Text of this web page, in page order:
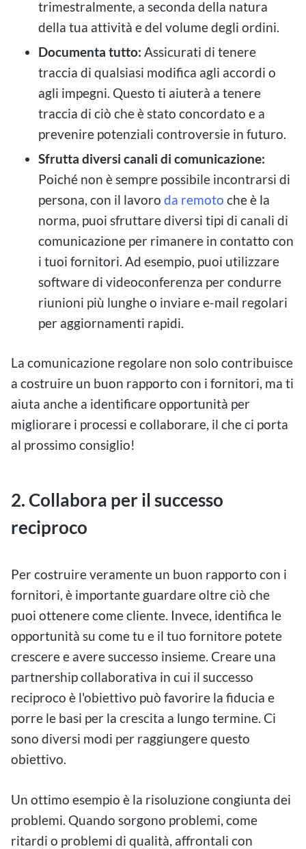
trimestralmente, a seconda della natura
della tua attività e del volume degli ordini.
Documenta tutto: Assicurati di tenere
traccia di qualsiasi modifica agli accordi o
agli impegni. Questo ti aiuterà a tenere
traccia di ciò che è stato concordato e a
prevenire potenziali controversie in futuro.
Sfrutta diversi canali di comunicazione:
Poiché non è sempre possibile incontrarsi di
persona, con il lavoro da remoto che è la
norma, puoi sfruttare diversi tipi di canali di
comunicazione per rimanere in contatto con
i tuoi fornitori. Ad esempio, puoi utilizzare
software di videoconferenza per condurre
riunioni più lunghe o inviare e-mail regolari
per aggiornamenti rapidi.
La comunicazione regolare non solo contribuisce
a costruire un buon rapporto con i fornitori, ma ti
aiuta anche a identificare opportunità per
migliorare i processi e collaborare, il che ci porta
al prossimo consiglio!
2. Collabora per il successo
reciproco
Per costruire veramente un buon rapporto con i
fornitori, è importante guardare oltre ciò che
puoi ottenere come cliente. Invece, identifica le
opportunità su come tu e il tuo fornitore potete
crescere e avere successo insieme. Creare una
partnership collaborativa in cui il successo
reciproco è l'obiettivo può favorire la fiducia e
porre le basi per la crescita a lungo termine. Ci
sono diversi modi per raggiungere questo
obiettivo.
Un ottimo esempio è la risoluzione congiunta dei
problemi. Quando sorgono problemi, come
ritardi o problemi di qualità, affrontali con